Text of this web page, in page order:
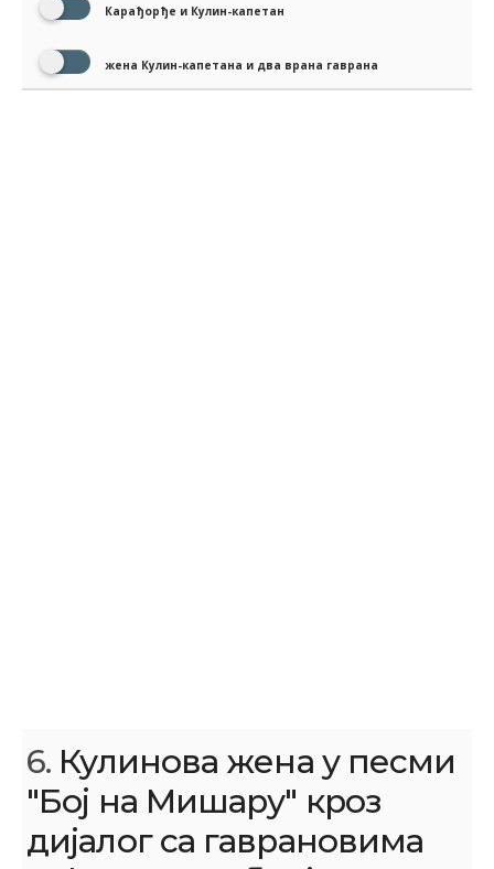
Карађорђе и Кулин-капетан
жена Кулин-капетана и два врана гаврана
6. Кулинова жена у песми
"Бој на Мишару" кроз
дијалог са гаврановима